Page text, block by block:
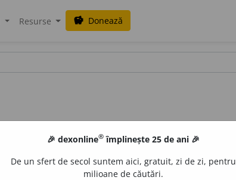
Resurse savings Donează
🎉 dexonline® împlinește 25 de ani 🎉
De un sfert de secol suntem aici, gratuit, zi de zi, pentru
milioane de căutări.